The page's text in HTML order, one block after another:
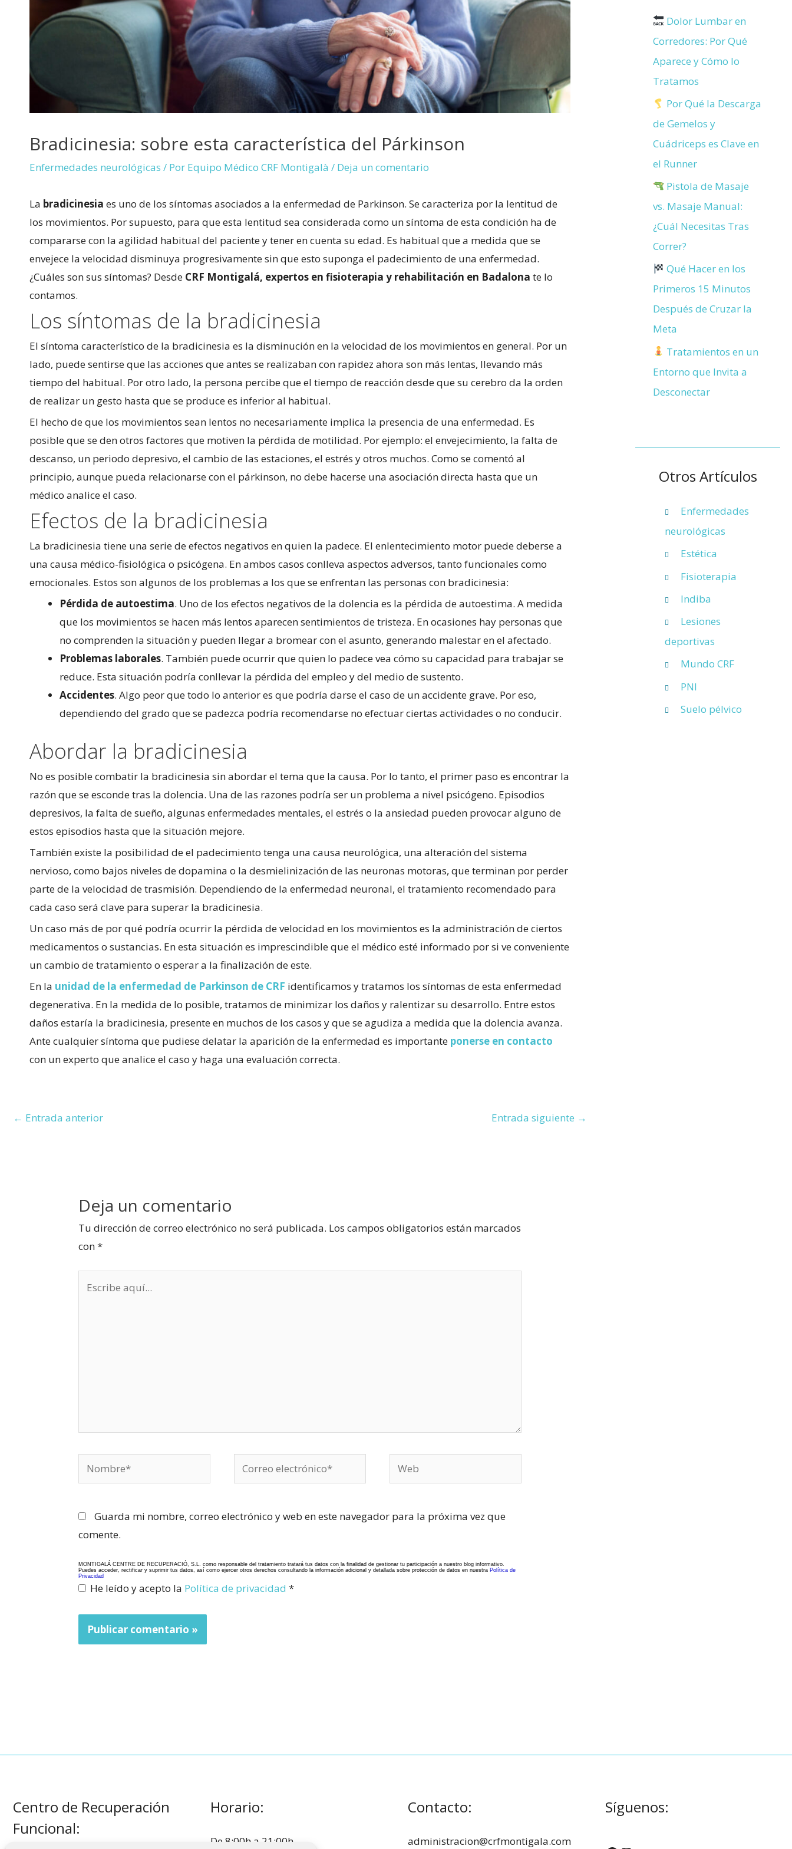
Bradicinesia: sobre esta característica del Párkinson
Enfermedades neurológicas / Por Equipo Médico CRF Montigalà / Deja un comentario
La bradicinesia es uno de los síntomas asociados a la enfermedad de Parkinson. Se caracteriza por la lentitud de
los movimientos. Por supuesto, para que esta lentitud sea considerada como un síntoma de esta condición ha de
compararse con la agilidad habitual del paciente y tener en cuenta su edad. Es habitual que a medida que se
envejece la velocidad disminuya progresivamente sin que esto suponga el padecimiento de una enfermedad.
¿Cuáles son sus síntomas? Desde CRF Montigalá, expertos en fisioterapia y rehabilitación en Badalona te lo
contamos.
Los síntomas de la bradicinesia
El síntoma característico de la bradicinesia es la disminución en la velocidad de los movimientos en general. Por un
lado, puede sentirse que las acciones que antes se realizaban con rapidez ahora son más lentas, llevando más
tiempo del habitual. Por otro lado, la persona percibe que el tiempo de reacción desde que su cerebro da la orden
de realizar un gesto hasta que se produce es inferior al habitual.
El hecho de que los movimientos sean lentos no necesariamente implica la presencia de una enfermedad. Es
posible que se den otros factores que motiven la pérdida de motilidad. Por ejemplo: el envejecimiento, la falta de
descanso, un periodo depresivo, el cambio de las estaciones, el estrés y otros muchos. Como se comentó al
principio, aunque pueda relacionarse con el párkinson, no debe hacerse una asociación directa hasta que un
médico analice el caso.
Efectos de la bradicinesia
La bradicinesia tiene una serie de efectos negativos en quien la padece. El enlentecimiento motor puede deberse a
una causa médico-fisiológica o psicógena. En ambos casos conlleva aspectos adversos, tanto funcionales como
emocionales. Estos son algunos de los problemas a los que se enfrentan las personas con bradicinesia:
Pérdida de autoestima. Uno de los efectos negativos de la dolencia es la pérdida de autoestima. A medida
que los movimientos se hacen más lentos aparecen sentimientos de tristeza. En ocasiones hay personas que
no comprenden la situación y pueden llegar a bromear con el asunto, generando malestar en el afectado.
Problemas laborales. También puede ocurrir que quien lo padece vea cómo su capacidad para trabajar se
reduce. Esta situación podría conllevar la pérdida del empleo y del medio de sustento.
Accidentes. Algo peor que todo lo anterior es que podría darse el caso de un accidente grave. Por eso,
dependiendo del grado que se padezca podría recomendarse no efectuar ciertas actividades o no conducir.
Abordar la bradicinesia
No es posible combatir la bradicinesia sin abordar el tema que la causa. Por lo tanto, el primer paso es encontrar la
razón que se esconde tras la dolencia. Una de las razones podría ser un problema a nivel psicógeno. Episodios
depresivos, la falta de sueño, algunas enfermedades mentales, el estrés o la ansiedad pueden provocar alguno de
estos episodios hasta que la situación mejore.
También existe la posibilidad de el padecimiento tenga una causa neurológica, una alteración del sistema
nervioso, como bajos niveles de dopamina o la desmielinización de las neuronas motoras, que terminan por perder
parte de la velocidad de trasmisión. Dependiendo de la enfermedad neuronal, el tratamiento recomendado para
cada caso será clave para superar la bradicinesia.
Un caso más de por qué podría ocurrir la pérdida de velocidad en los movimientos es la administración de ciertos
medicamentos o sustancias. En esta situación es imprescindible que el médico esté informado por si ve conveniente
un cambio de tratamiento o esperar a la finalización de este.
En la unidad de la enfermedad de Parkinson de CRF identificamos y tratamos los síntomas de esta enfermedad
degenerativa. En la medida de lo posible, tratamos de minimizar los daños y ralentizar su desarrollo. Entre estos
daños estaría la bradicinesia, presente en muchos de los casos y que se agudiza a medida que la dolencia avanza.
Ante cualquier síntoma que pudiese delatar la aparición de la enfermedad es importante ponerse en contacto
con un experto que analice el caso y haga una evaluación correcta.
Navegación
← Entrada anterior Entrada siguiente →
Deja un comentario
Tu dirección de correo electrónico no será publicada. Los campos obligatorios están marcados
con*
Nombre*
Correo
electrónico*
Web
Guarda mi nombre, correo electrónico y web en este navegador para la próxima vez que
comente.
MONTIGALÁ CENTRE DE RECUPERACIÓ, S.L. como responsable del tratamiento tratará tus datos con la finalidad de gestionar tu participación a nuestro blog informativo.
Puedes acceder, rectificar y suprimir tus datos, así como ejercer otros derechos consultando la información adicional y detallada sobre protección de datos en nuestra Política de
Privacidad
He leído y acepto la Política de privacidad*
Dolor Lumbar en
Corredores: Por Qué
Aparece y Cómo lo
Tratamos
Por Qué la Descarga
de Gemelos y
Cuádriceps es Clave en
el Runner
Pistola de Masaje
vs. Masaje Manual:
¿Cuál Necesitas Tras
Correr?
Qué Hacer en los
Primeros 15 Minutos
Después de Cruzar la
Meta
Tratamientos en un
Entorno que Invita a
Desconectar
Otros Artículos
Enfermedades
neurológicas
Estética
Fisioterapia
Indiba
Lesiones
deportivas
Mundo CRF
PNI
Suelo pélvico
Centro de Recuperación
Funcional:
Horario:
De 8:00h a 21:00h.
Contacto:
administracion@crfmontigala.com
Síguenos: